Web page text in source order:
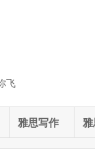
飞
雅思写作 雅